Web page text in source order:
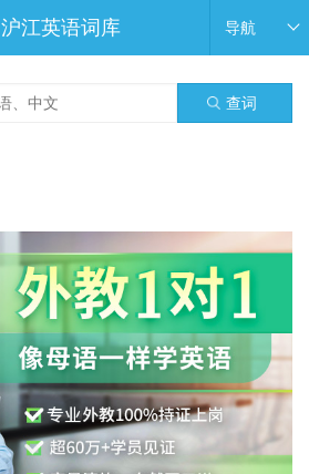
沪江英语词库 导航
查词